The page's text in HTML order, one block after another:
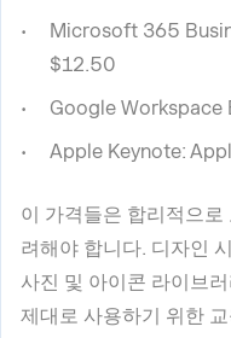
Microsoft 365
$12.50
Google Workspace
Apple Keynote:
이 가격들은 합리적으
려해야 합니다. 디자인
사진 및 아이콘 라이브
제대로 사용하기 위한